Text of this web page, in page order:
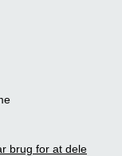
brug for at dele